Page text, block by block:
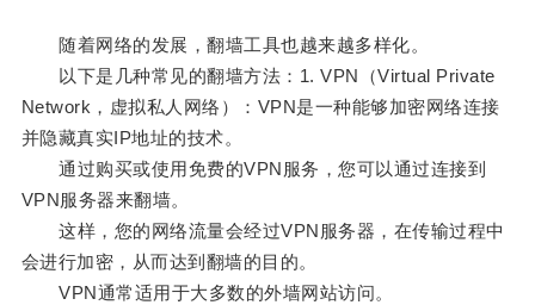
随着网络的发展，翻墙工具也越来越多样化。
以下是几种常见的翻墙方法：1. VPN（Virtual Private
Network，虚拟私人网络）：VPN是一种能够加密网络连接
并隐藏真实IP地址的技术。
通过购买或使用免费的VPN服务，您可以通过连接到
VPN服务器来翻墙。
这样，您的网络流量会经过VPN服务器，在传输过程中
会进行加密，从而达到翻墙的目的。
VPN通常适用于大多数的外墙网站访问。